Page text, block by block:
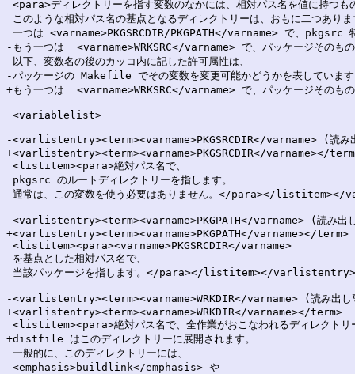
<para>ディレクトリーを指す変数のなかには、相対パス名を値に持つも
このような相対パス名の基点となるディレクトリーは、おもに二つありま
一つは <varname>PKGSRCDIR/PKGPATH</varname> で、pkgsrc
-もう一つは  <varname>WRKSRC</varname> で、パッケージそのも
-以下、変数名の後のカッコ内に記した許可属性は、
-パッケージの Makefile でその変数を変更可能かどうかを表していま
+もう一つは  <varname>WRKSRC</varname> で、パッケージそのも
<variablelist>
-<varlistentry><term><varname>PKGSRCDIR</varname> (読み
+<varlistentry><term><varname>PKGSRCDIR</varname></
<listitem><para>絶対パス名で、
pkgsrc のルートディレクトリーを指します。
通常は、この変数を使う必要はありません。</para></
-<varlistentry><term><varname>PKGPATH</varname> (読み出
+<varlistentry><term><varname>PKGPATH</varname></term>
<listitem><para><varname>PKGSRCDIR</varname>
を基点とした相対パス名で、
当該パッケージを指します。</para></listitem></varlistentry>
-<varlistentry><term><varname>WRKDIR</varname> (読み出
+<varlistentry><term><varname>WRKDIR</varname></term>
<listitem><para>絶対パス名で、全作業がおこなわれるディレクトリ
+distfile はこのディレクトリーに展開されます。
一般的に、このディレクトリーには、
<emphasis>buildlink</emphasis> や